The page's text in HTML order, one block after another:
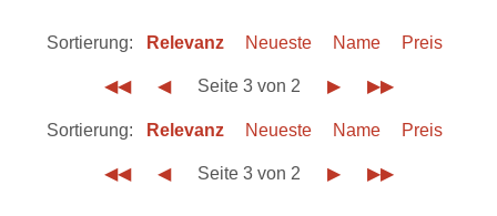
Sortierung: Relevanz Neueste Name Preis
◀◀ ◀ Seite 3 von 2 ▶ ▶▶
Sortierung: Relevanz Neueste Name Preis
◀◀ ◀ Seite 3 von 2 ▶ ▶▶